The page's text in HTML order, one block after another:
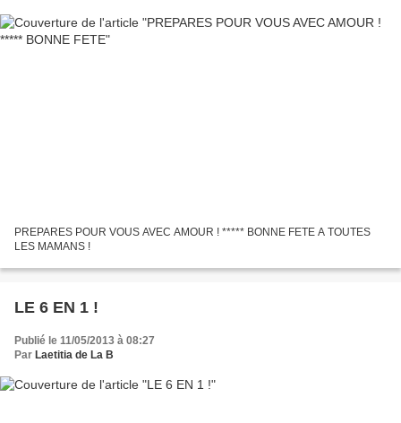
PREPARES POUR VOUS AVEC AMOUR ! ***** BONNE FETE A TOUTES
LES MAMANS !
LE 6 EN 1 !
Publié le 11/05/2013 à 08:27
Par Laetitia de La B